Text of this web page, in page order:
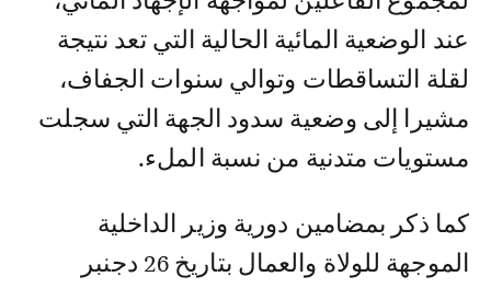
عند الوضعية المائية الحالية التي تعد نتيجة
لقلة التساقطات وتوالي سنوات الجفاف،
مشيرا إلى وضعية سدود الجهة التي سجلت
مستويات متدنية من نسبة الملء.
كما ذكر بمضامين دورية وزير الداخلية
الموجهة للولاة والعمال بتاريخ 26 دجنبر